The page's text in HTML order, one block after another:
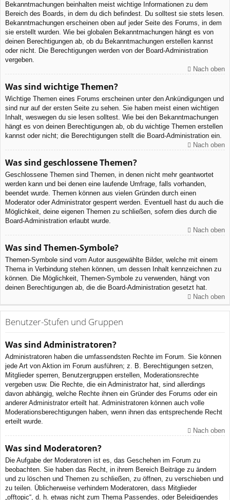
Bekanntmachungen beinhalten meist wichtige Informationen zu dem
Bereich des Boards, in dem du dich befindest. Du solltest sie stets lesen.
Bekanntmachungen erscheinen oben auf jeder Seite des Forums, in dem
sie erstellt wurden. Wie bei globalen Bekanntmachungen hängt es von
deinen Berechtigungen ab, ob du Bekanntmachungen erstellen kannst
oder nicht. Die Berechtigungen werden von der Board-Administration
vergeben.
Nach oben
Was sind wichtige Themen?
Wichtige Themen eines Forums erscheinen unter den Ankündigungen und
sind nur auf der ersten Seite zu sehen. Sie haben meist einen wichtigen
Inhalt, weswegen du sie lesen solltest. Wie bei den Bekanntmachungen
hängt es von deinen Berechtigungen ab, ob du wichtige Themen erstellen
kannst oder nicht; die Berechtigungen stellt die Board-Administration ein.
Nach oben
Was sind geschlossene Themen?
Geschlossene Themen sind Themen, in denen nicht mehr geantwortet
werden kann und bei denen eine laufende Umfrage, falls vorhanden,
beendet wurde. Themen können aus vielen Gründen durch einen
Moderator oder Administrator gesperrt werden. Eventuell hast du auch die
Möglichkeit, deine eigenen Themen zu schließen, sofern dies durch die
Board-Administration erlaubt wurde.
Nach oben
Was sind Themen-Symbole?
Themen-Symbole sind vom Autor ausgewählte Bilder, welche mit einem
Thema in Verbindung stehen können, um dessen Inhalt kennzeichnen zu
können. Die Möglichkeit, Themen-Symbole zu verwenden, hängt von
deinen Berechtigungen ab, die die Board-Administration gesetzt hat.
Nach oben
Benutzer-Stufen und Gruppen
Was sind Administratoren?
Administratoren haben die umfassendsten Rechte im Forum. Sie können
jede Art von Aktion im Forum ausführen; z. B. Berechtigungen setzen,
Mitglieder sperren, Benutzergruppen erstellen, Moderationsrechte
vergeben usw. Die Rechte, die ein Administrator hat, sind allerdings
davon abhängig, welche Rechte ihnen ein Gründer des Forums oder ein
anderer Administrator erteilt hat. Administratoren können auch volle
Moderationsberechtigungen haben, wenn ihnen das entsprechende Recht
erteilt wurde.
Nach oben
Was sind Moderatoren?
Die Aufgabe der Moderatoren ist es, das Geschehen im Forum zu
beobachten. Sie haben das Recht, in ihrem Bereich Beiträge zu ändern
und zu löschen und Themen zu schließen, zu öffnen, zu verschieben und
zu teilen. Üblicherweise verhindern Moderatoren, dass Mitglieder
„offtopic“, d. h. etwas nicht zum Thema Passendes, oder Beleidigendes